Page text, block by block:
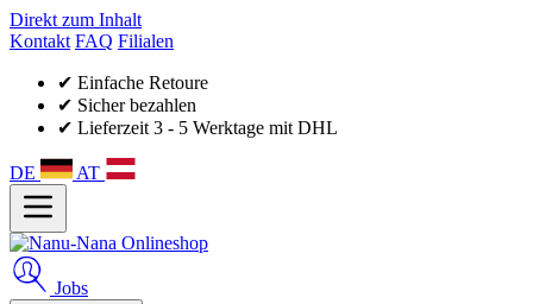
Direkt zum Inhalt
Kontakt FAQ Filialen
✔ Einfache Retoure
✔ Sicher bezahlen
✔ Lieferzeit 3 - 5 Werktage mit DHL
DE AT
Jobs